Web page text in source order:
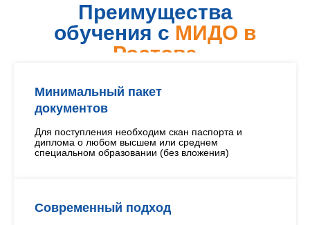
Преимущества
обучения с МИДО в
Ростове
Минимальный пакет
документов
Для поступления необходим скан паспорта и
диплома о любом высшем или среднем
специальном образовании (без вложения)
Современный подход